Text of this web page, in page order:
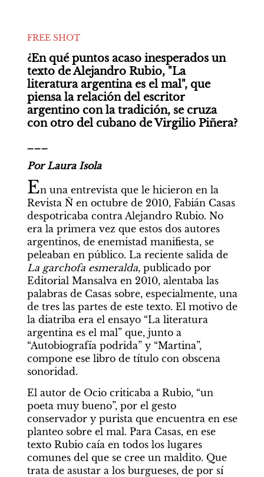
FREE SHOT
¿En qué puntos acaso inesperados un
texto de Alejandro Rubio, "La
literatura argentina es el mal", que
piensa la relación del escritor
argentino con la tradición, se cruza
con otro del cubano de Virgilio Piñera?
Por Laura Isola
En una entrevista que le hicieron en la
Revista Ñ en octubre de 2010, Fabián Casas
despotricaba contra Alejandro Rubio. No
era la primera vez que estos dos autores
argentinos, de enemistad manifiesta, se
peleaban en público. La reciente salida de
La garchofa esmeralda, publicado por
Editorial Mansalva en 2010, alentaba las
palabras de Casas sobre, especialmente, una
de tres las partes de este texto. El motivo de
la diatriba era el ensayo “La literatura
argentina es el mal” que, junto a
“Autobiografía podrida” y “Martina”,
compone ese libro de título con obscena
sonoridad.
El autor de Ocio criticaba a Rubio, “un
poeta muy bueno”, por el gesto
conservador y purista que encuentra en ese
planteo sobre el mal. Para Casas, en ese
texto Rubio caía en todos los lugares
comunes del que se cree un maldito. Que
trata de asustar a los burgueses, de por sí